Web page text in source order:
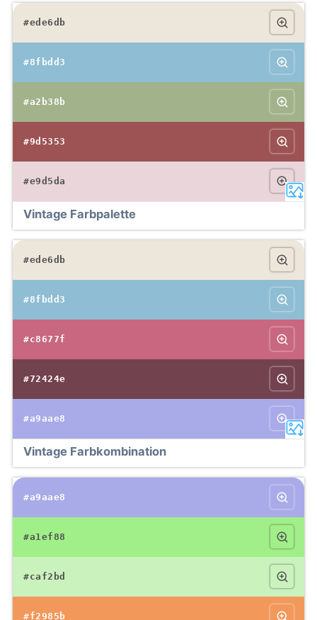
#ede6db
#8fbdd3
#a2b38b
#9d5353
#e9d5da
Vintage Farbpalette
#ede6db
#8fbdd3
#c8677f
#72424e
#a9aae8
Vintage Farbkombination
#a9aae8
#a1ef88
#caf2bd
#f2985b